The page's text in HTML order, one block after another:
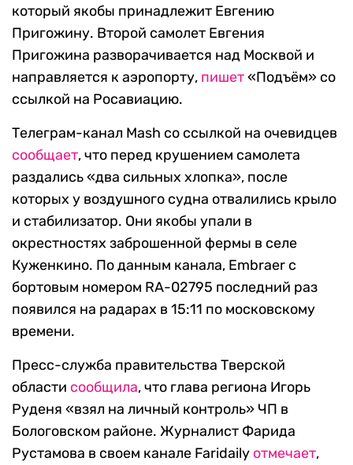
который якобы принадлежит Евгению
Пригожину. Второй самолет Евгения
Пригожина разворачивается над Москвой и
направляется к аэропорту, пишет«Подъём» со
ссылкой на Росавиацию.
Телеграм-канал Mash со ссылкой на очевидцев
сообщает, что перед крушением самолета
раздались «два сильных хлопка», после
которых у воздушного судна отвалились крыло
и стабилизатор. Они якобы упали в
окрестностях заброшенной фермы в селе
Куженкино. По данным канала, Embraer с
бортовым номером RA-02795 последний раз
появился на радарах в 15:11 по московскому
времени.
Пресс-служба правительства Тверской
области сообщила, что глава региона Игорь
Руденя «взял на личный контроль» ЧП в
Бологовском районе. Журналист Фарида
Рустамова в своем канале Faridaily отмечает,